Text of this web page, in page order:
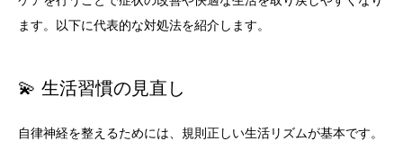
ます。以下に代表的な対処法を紹介します。
💫 生活習慣の見直し
自律神経を整えるためには、規則正しい生活リズムが基本です。